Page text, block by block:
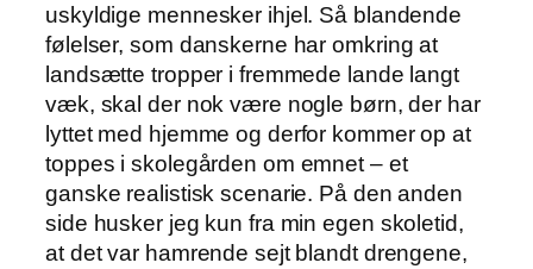
uskyldige mennesker ihjel. Så blandende
følelser, som danskerne har omkring at
landsætte tropper i fremmede lande langt
væk, skal der nok være nogle børn, der har
lyttet med hjemme og derfor kommer op at
toppes i skolegården om emnet – et
ganske realistisk scenarie. På den anden
side husker jeg kun fra min egen skoletid,
at det var hamrende sejt blandt drengene,